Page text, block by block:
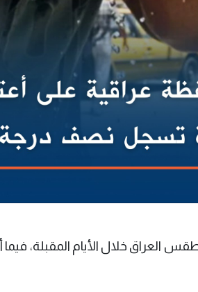
العراق خلال الأيام المقبلة،